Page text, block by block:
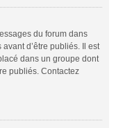
du forum dans
d’être publiés. Il est
dans un groupe dont
publiés. Contactez